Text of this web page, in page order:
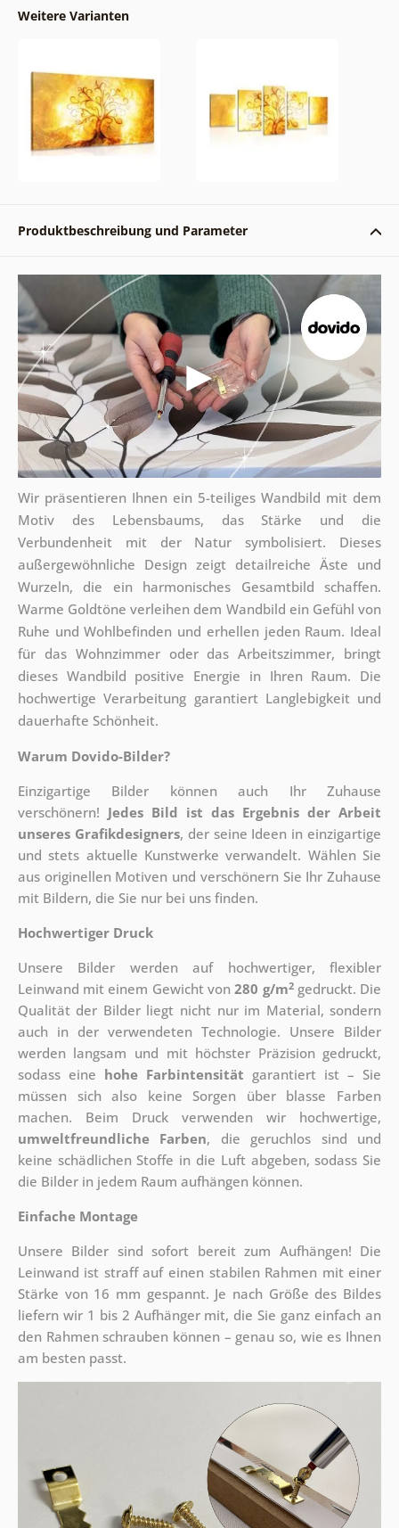
Weitere Varianten
Produktbeschreibung und Parameter
Wir präsentieren Ihnen ein 5-teiliges Wandbild mit dem
Motiv des Lebensbaums, das Stärke und die
Verbundenheit mit der Natur symbolisiert. Dieses
außergewöhnliche Design zeigt detailreiche Äste und
Wurzeln, die ein harmonisches Gesamtbild schaffen.
Warme Goldtöne verleihen dem Wandbild ein Gefühl von
Ruhe und Wohlbefinden und erhellen jeden Raum. Ideal
für das Wohnzimmer oder das Arbeitszimmer, bringt
dieses Wandbild positive Energie in Ihren Raum. Die
hochwertige Verarbeitung garantiert Langlebigkeit und
dauerhafte Schönheit.
Warum Dovido-Bilder?
Einzigartige Bilder können auch Ihr Zuhause
verschönern! Jedes Bild ist das Ergebnis der Arbeit
unseres Grafikdesigners, der seine Ideen in einzigartige
und stets aktuelle Kunstwerke verwandelt. Wählen Sie
aus originellen Motiven und verschönern Sie Ihr Zuhause
mit Bildern, die Sie nur bei uns finden.
Hochwertiger Druck
Unsere Bilder werden auf hochwertiger, flexibler
Leinwand mit einem Gewicht von280 g/m2gedruckt. Die
Qualität der Bilder liegt nicht nur im Material, sondern
auch in der verwendeten Technologie. Unsere Bilder
werden langsam und mit höchster Präzision gedruckt,
sodass eine hohe Farbintensität garantiert ist – Sie
müssen sich also keine Sorgen über blasse Farben
machen. Beim Druck verwenden wir hochwertige,
umweltfreundliche Farben, die geruchlos sind und
keine schädlichen Stoffe in die Luft abgeben, sodass Sie
die Bilder in jedem Raum aufhängen können.
Einfache Montage
Unsere Bilder sind sofort bereit zum Aufhängen! Die
Leinwand ist straff auf einen stabilen Rahmen mit einer
Stärke von 16 mm gespannt. Je nach Größe des Bildes
liefern wir 1 bis 2 Aufhänger mit, die Sie ganz einfach an
den Rahmen schrauben können – genau so, wie es Ihnen
am besten passt.